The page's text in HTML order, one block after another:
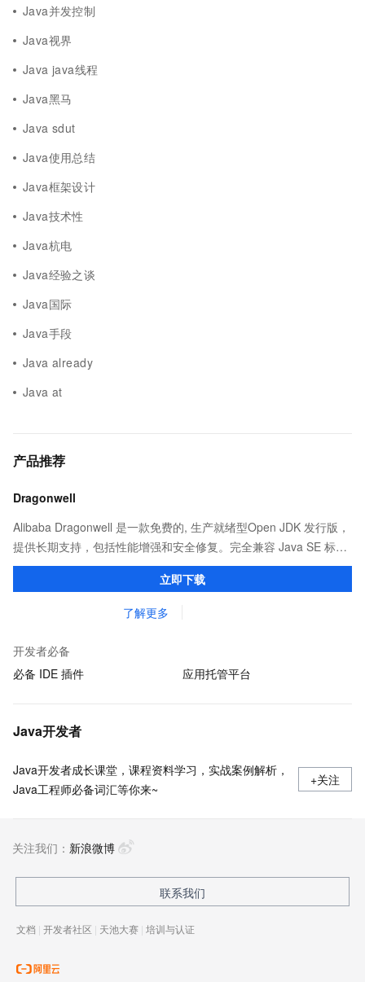
Java并发控制
Java视界
Java java线程
Java黑马
Java sdut
Java使用总结
Java框架设计
Java技术性
Java杭电
Java经验之谈
Java国际
Java手段
Java already
Java at
产品推荐
Dragonwell
Alibaba Dragonwell 是一款免费的, 生产就绪型Open JDK 发行版，
提供长期支持，包括性能增强和安全修复。完全兼容 Java SE 标
准，您可以在任何常用操作系统（包括 Linux、Windows 和
macOS）上开发 Java 应用程序。立即下载
了解更多
开发者必备
必备 IDE 插件
应用托管平台
Java开发者
Java开发者成长课堂，课程资料学习，实战案例解析，
Java工程师必备词汇等你来~
+关注
关注我们： 新浪微博
联系我们
文档 | 开发者社区 | 天池大赛 | 培训与认证